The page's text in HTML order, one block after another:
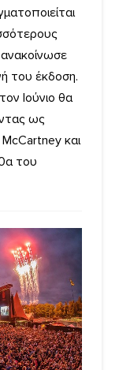
του έκδοση.
Ιούνιο θα
ως
και
του